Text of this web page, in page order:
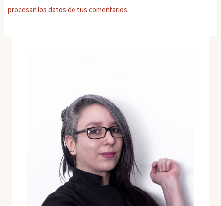
procesan los datos de tus comentarios.